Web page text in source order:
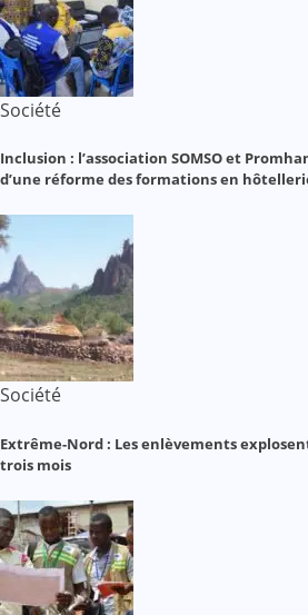
Société
Inclusion : l’association SOMSO et
d’une réforme des formations en
Société
Extrême-Nord : Les enlèvements
trois mois